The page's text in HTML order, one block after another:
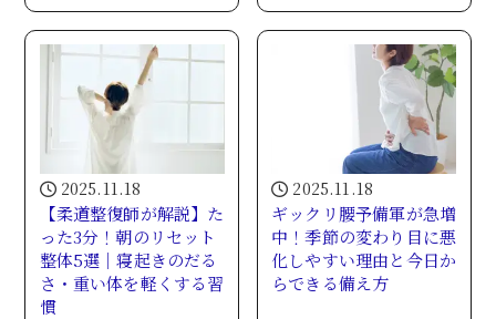
2025.11.18
【柔道整復師が解説】た
った3分！朝のリセット
整体5選｜寝起きのだる
さ・重い体を軽くする習
慣
2025.11.18
ギックリ腰予備軍が急増
中！季節の変わり目に悪
化しやすい理由と今日か
らできる備え方